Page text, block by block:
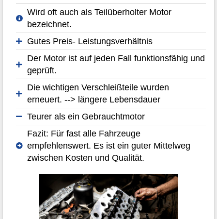
Wird oft auch als Teilüberholter Motor
bezeichnet.
Gutes Preis- Leistungsverhältnis
Der Motor ist auf jeden Fall funktionsfähig und
geprüft.
Die wichtigen Verschleißteile wurden
erneuert. --> längere Lebensdauer
Teurer als ein Gebrauchtmotor
Fazit: Für fast alle Fahrzeuge
empfehlenswert. Es ist ein guter Mittelweg
zwischen Kosten und Qualität.